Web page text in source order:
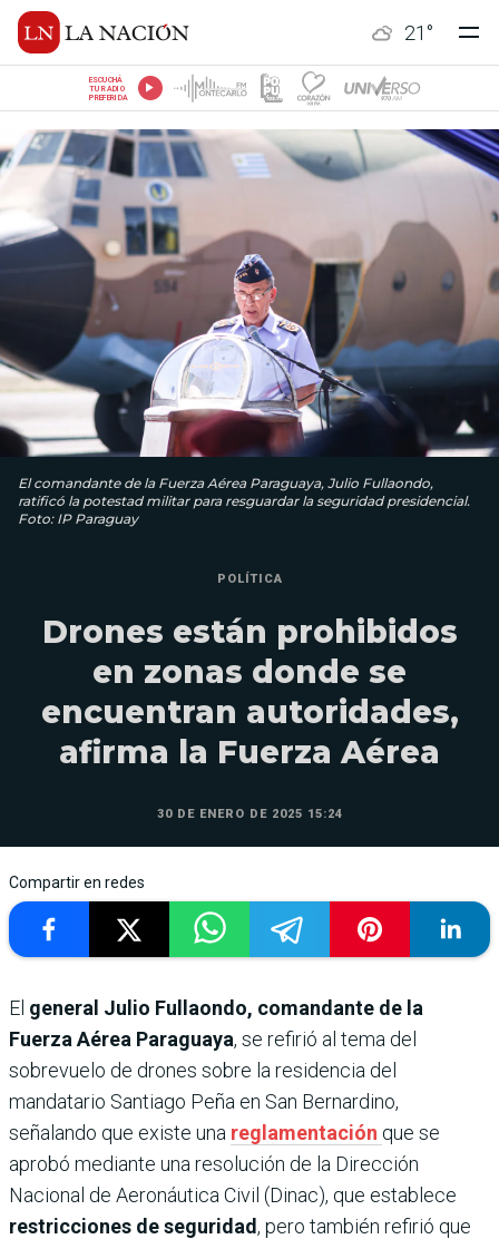
21 °
ESCUCHÁ
TU RADIO
PREFERIDA
El comandante de la Fuerza Aérea Paraguaya, Julio Fullaondo,
ratificó la potestad militar para resguardar la seguridad presidencial.
Foto: IP Paraguay
POLÍTICA
Drones están prohibidos
en zonas donde se
encuentran autoridades,
afirma la Fuerza Aérea
30 DE ENERO DE 2025 15:24
Compartir en redes
El general Julio Fullaondo, comandante de la
Fuerza Aérea Paraguaya, se refirió al tema del
sobrevuelo de drones sobre la residencia del
mandatario Santiago Peña en San Bernardino,
señalando que existe una reglamentación que se
aprobó mediante una resolución de la Dirección
Nacional de Aeronáutica Civil (Dinac), que establece
restricciones de seguridad, pero también refirió que